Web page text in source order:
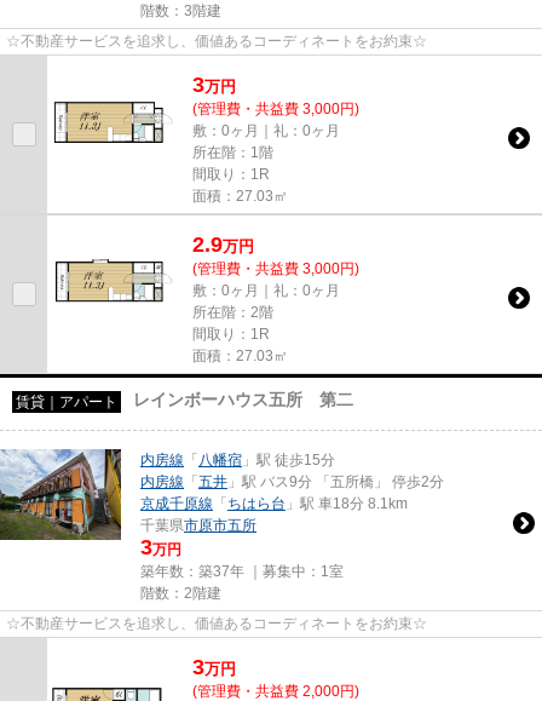
階数：3階建
☆不動産サービスを追求し、価値あるコーディネートをお約束☆
3万円
(管理費・共益費 3,000円)
敷：0ヶ月｜礼：0ヶ月
所在階：1階
間取り：1R
面積：27.03㎡
2.9万円
(管理費・共益費 3,000円)
敷：0ヶ月｜礼：0ヶ月
所在階：2階
間取り：1R
面積：27.03㎡
賃貸｜アパート レインボーハウス五所 第二
内房線 「 八幡宿 」駅 徒歩15分
内房線 「五井 」駅 バス9分 「五所橋」 停歩2分
京成千原線 「ちはら台 」駅 車18分 8.1km
千葉県市原市五所
3万円
築年数：築37年 ｜募集中： 1室
階数：2階建
☆不動産サービスを追求し、価値あるコーディネートをお約束☆
3万円
(管理費・共益費 2,000円)